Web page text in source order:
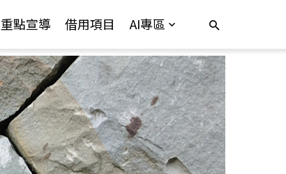
重點宣導 借用項目 AI專區